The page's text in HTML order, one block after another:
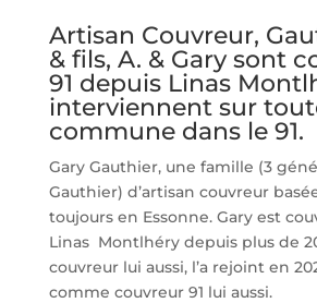
Artisan Couvreur,
& fils, A. & Gary sont
91 depuis Linas
interviennent sur
commune dans le 91.
Gary Gauthier, une famille (3
Gauthier) d’artisan couvreur
toujours en Essonne. Gary est
Linas Montlhéry depuis plus de
couvreur lui aussi, l’a rejoint en
comme couvreur 91 lui aussi.